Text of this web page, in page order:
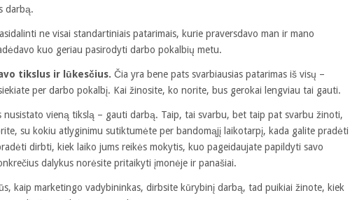
darbą.
ne visai standartiniais patarimais, kurie praversdavo man ir mano
kuo geriau pasirodyti darbo pokalbių metu.
tikslus ir lūkesčius. Čia yra bene pats svarbiausias patarimas iš visų –
per darbo pokalbį. Kai žinosite, ko norite, bus gerokai lengviau tai gauti.
nusistato vieną tikslą – gauti darbą. Taip, tai svarbu, bet taip pat svarbu žinoti,
su kokiu atlyginimu sutiktumėte per bandomąjį laikotarpį, kada galite pradėti
dirbti, kiek laiko jums reikės mokytis, kuo pageidaujate papildyti savo
dalykus norėsite pritaikyti įmonėje ir panašiai.
kaip marketingo vadybininkas, dirbsite kūrybinį darbą, tad puikiai žinote, kiek